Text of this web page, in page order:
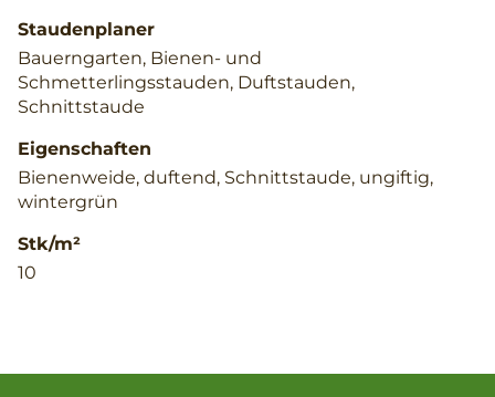
Staudenplaner
Bauerngarten, Bienen- und
Schmetterlingsstauden, Duftstauden,
Schnittstaude
Eigenschaften
Bienenweide, duftend, Schnittstaude, ungiftig,
wintergrün
Stk/m²
10